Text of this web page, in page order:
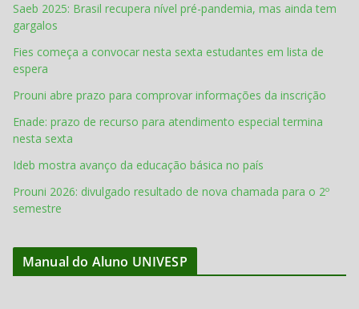
Saeb 2025: Brasil recupera nível pré-pandemia, mas ainda tem
gargalos
Fies começa a convocar nesta sexta estudantes em lista de
espera
Prouni abre prazo para comprovar informações da inscrição
Enade: prazo de recurso para atendimento especial termina
nesta sexta
Ideb mostra avanço da educação básica no país
Prouni 2026: divulgado resultado de nova chamada para o 2º
semestre
Manual do Aluno UNIVESP